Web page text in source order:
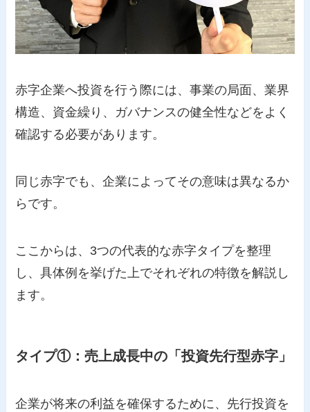
赤字企業へ投資を行う際には、事業の局面、業界
構造、資金繰り、ガバナンスの健全性などをよく
確認する必要があります。
同じ赤字でも、企業によってその意味は異なるか
らです。
ここからは、3つの代表的な赤字タイプを整理
し、具体例を挙げた上でそれぞれの特徴を解説し
ます。
タイプ①：売上成長中の「投資先行型赤字」
企業が将来の利益を確保するために、先行投資を